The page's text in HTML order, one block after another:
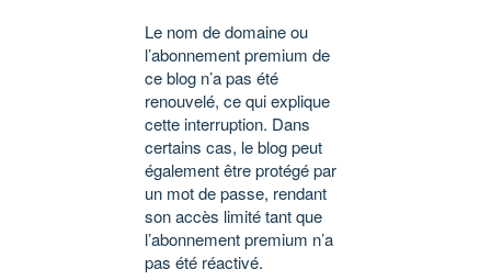
Le nom de domaine ou
l’abonnement premium de
ce blog n’a pas été
renouvelé, ce qui explique
cette interruption. Dans
certains cas, le blog peut
également être protégé par
un mot de passe, rendant
son accès limité tant que
l’abonnement premium n’a
pas été réactivé.